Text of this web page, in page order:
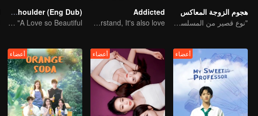
هجوم الزوجة المعاكس
"نوع قصير من المسلسل التلفزيوني "إغراء العودة إلى المنزل
Addicted
You don't understand, It's also love
Put Your Head On My Shoulder (Eng Dub)
It was adapted from the same series of novels as "A Love so Beautiful"
أعضاء أعضاء أعضاء